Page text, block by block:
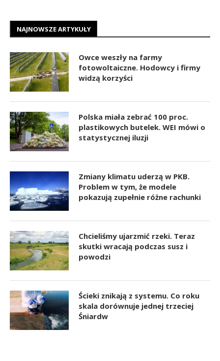
NAJNOWSZE ARTYKUŁY
Owce weszły na farmy
fotowoltaiczne. Hodowcy i firmy
widzą korzyści
Polska miała zebrać 100 proc.
plastikowych butelek. WEI mówi o
statystycznej iluzji
Zmiany klimatu uderzą w PKB.
Problem w tym, że modele
pokazują zupełnie różne rachunki
Chcieliśmy ujarzmić rzeki. Teraz
skutki wracają podczas susz i
powodzi
Ścieki znikają z systemu. Co roku
skala dorównuje jednej trzeciej
Śniardw